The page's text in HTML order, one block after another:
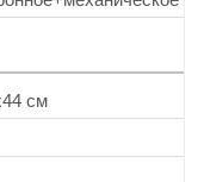
см